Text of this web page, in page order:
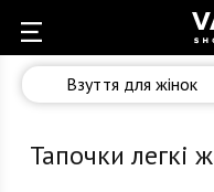
Взуття для жінок
Тапочки легкі